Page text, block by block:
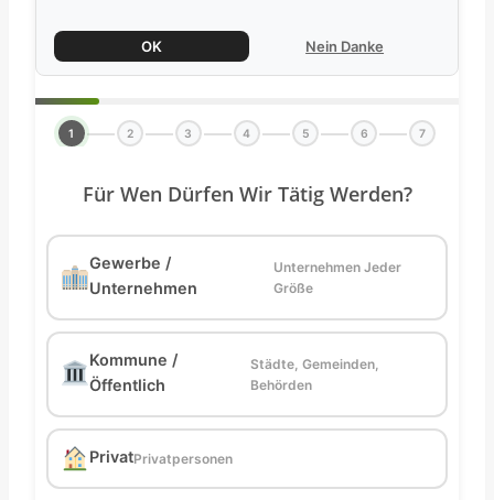
OK Nein Danke
1 2 3 4 5 6 7
Für Wen Dürfen Wir Tätig Werden?
Gewerbe /
Unternehmen
Unternehmen Jeder
Größe
Kommune /
Öffentlich
Städte, Gemeinden,
Behörden
PrivatPrivatpersonen